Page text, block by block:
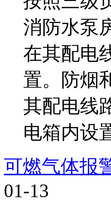
消防水泵
在其配电
置。防烟
其配电线
电箱内设
可燃气体报
01-13